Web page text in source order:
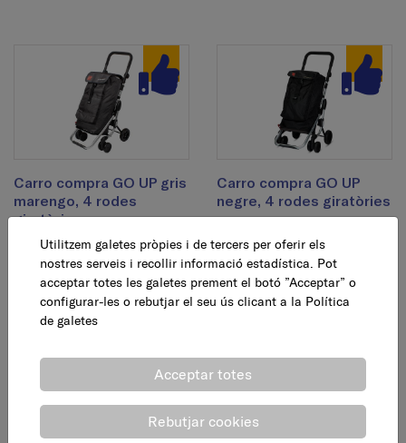
Carro compra GO UP gris
marengo, 4 rodes
giratòries
128,95 € AFEGEIX
Carro compra GO UP
negre, 4 rodes giratòries
128,95 €
Utilitzem galetes pròpies i de tercers per oferir els
nostres serveis i recollir informació estadística. Pot
acceptar totes les galetes prement el botó ”Acceptar” o
configurar-les o rebutjar el seu ús clicant a la Política
de galetes
Acceptar totes
Rebutjar cookies